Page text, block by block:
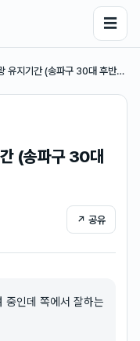
☰
유지기간 (송파구 30대 후반…
(송파구 30대
↗ 공유
중인데 쪽에서 잘하는